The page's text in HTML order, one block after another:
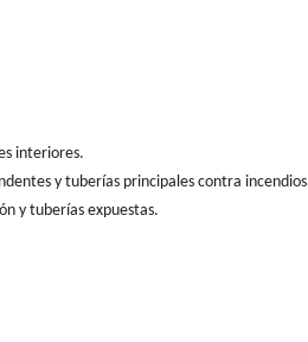
interiores.
y tuberías principales contra
y tuberías expuestas.